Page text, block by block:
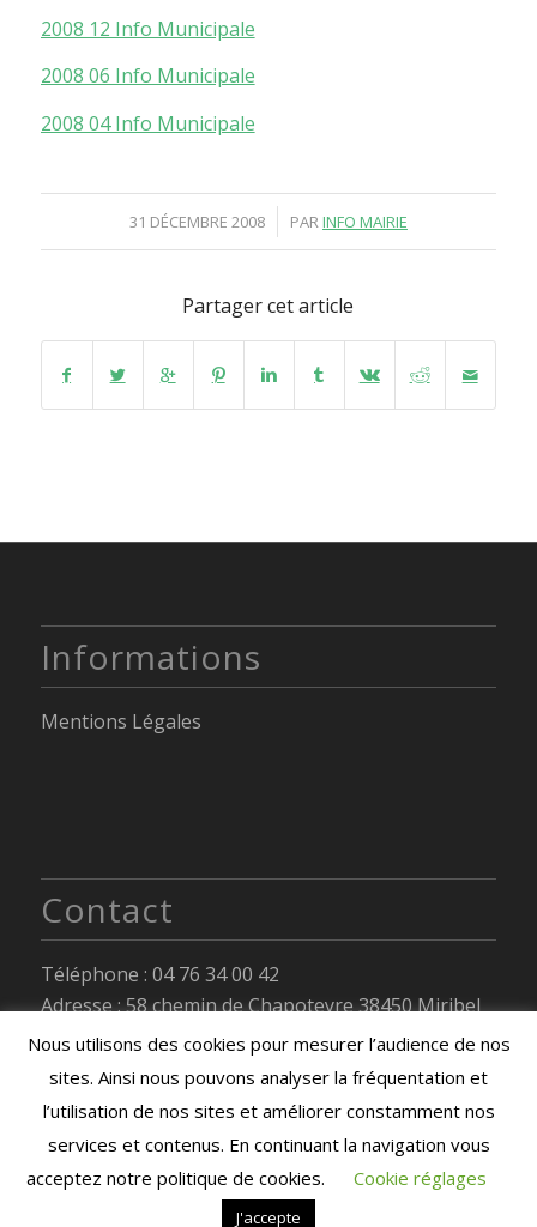
2008 12 Info Municipale
2008 06 Info Municipale
2008 04 Info Municipale
31 DÉCEMBRE 2008
/ PARINFO MAIRIE
Partager cet article
Informations
Mentions Légales
Contact
Téléphone : 04 76 34 00 42
Adresse :58 chemin de Chapoteyre 38450 Miribel
Lanchâtre
Mail : mairie@miribel-lanchatre.fr
Horaires d’ouverture :
voir page de contact
Nous utilisons des cookies pour mesurer l’audience de nos
sites. Ainsi nous pouvons analyser la fréquentation et
l’utilisation de nos sites et améliorer constamment nos
services et contenus. En continuant la navigation vous
acceptez notre politique de cookies.
Cookie réglages
J'accepte